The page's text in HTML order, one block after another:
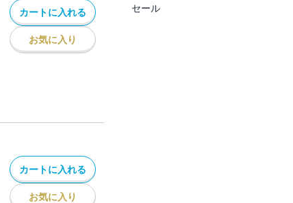
カートに入れる
お気に入り
カートに入れる
お気に入り
セール